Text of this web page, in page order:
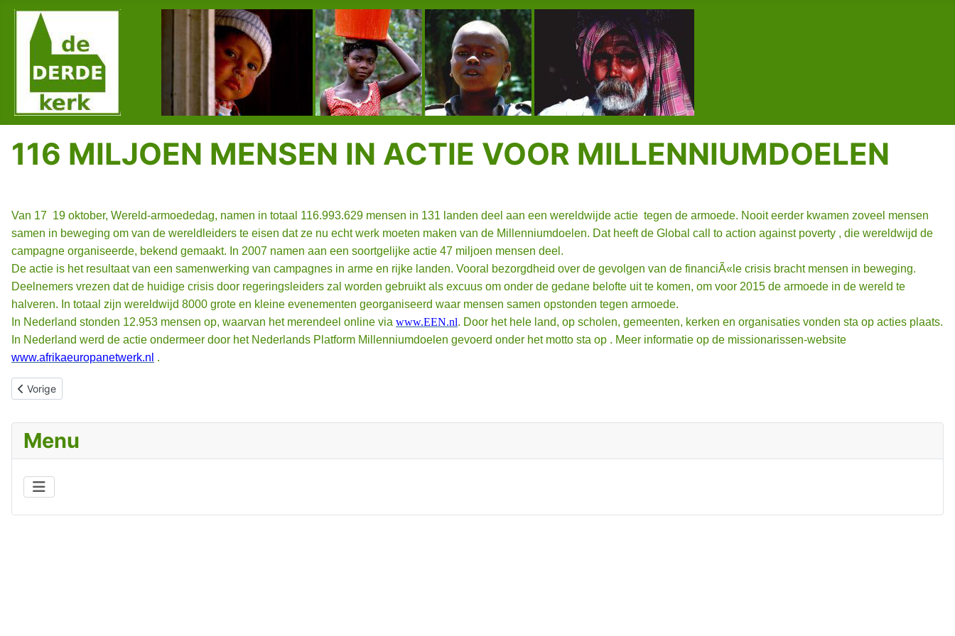
Menu
116 MILJOEN MENSEN IN ACTIE VOOR MILLENNIUMDOELEN
Van 17  19 oktober, Wereld-armoededag, namen in totaal 116.993.629 mensen in 131 landen deel aan een wereldwijde actie tegen de armoede. Nooit eerder kwamen zoveel mensen
samen in beweging om van de wereldleiders te eisen dat ze nu echt werk moeten maken van de Millenniumdoelen. Dat heeft de Global call to action against poverty , die wereldwijd de
campagne organiseerde, bekend gemaakt. In 2007 namen aan een soortgelijke actie 47 miljoen mensen deel.
De actie is het resultaat van een samenwerking van campagnes in arme en rijke landen. Vooral bezorgdheid over de gevolgen van de financiÃ«le crisis bracht mensen in beweging.
Deelnemers vrezen dat de huidige crisis door regeringsleiders zal worden gebruikt als excuus om onder de gedane belofte uit te komen, om voor 2015 de armoede in de wereld te
halveren. In totaal zijn wereldwijd 8000 grote en kleine evenementen georganiseerd waar mensen samen opstonden tegen armoede.
In Nederland stonden 12.953 mensen op, waarvan het merendeel online via www.EEN.nl. Door het hele land, op scholen, gemeenten, kerken en organisaties vonden sta op acties plaats.
In Nederland werd de actie ondermeer door het Nederlands Platform Millenniumdoelen gevoerd onder het motto sta op . Meer informatie op de missionarissen-website
www.afrikaeuropanetwerk.nl .
Vorig artikel: MISSIE-ZENDINGSKALENDER
Vorige